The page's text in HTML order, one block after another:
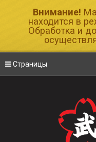
Внимание!
находится в
Обработка и
Страницы